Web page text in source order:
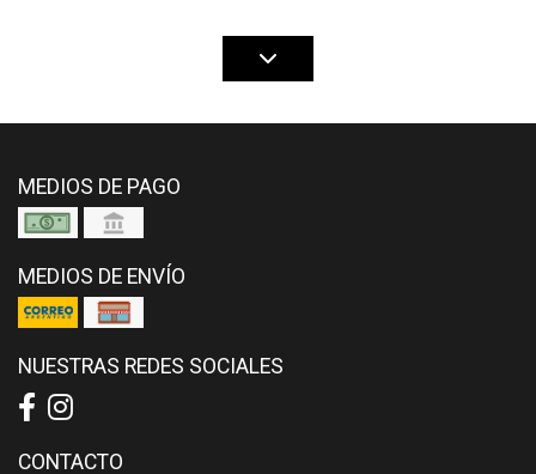
MEDIOS DE PAGO
MEDIOS DE ENVÍO
NUESTRAS REDES SOCIALES
CONTACTO